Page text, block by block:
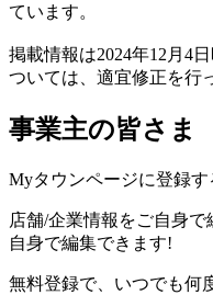
ています。
掲載情報は2024年12月4
ついては、適宜修正を行
事業主の皆さま
Myタウンページに登録す
店舗/企業情報をご自身で
自身で編集できます!
無料登録で、いつでも何